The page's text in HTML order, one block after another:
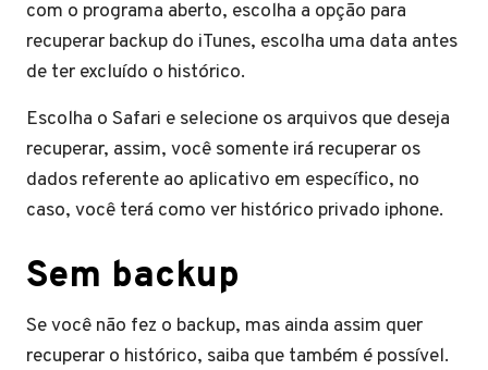
com o programa aberto, escolha a opção para
recuperar backup do iTunes, escolha uma data antes
de ter excluído o histórico.
Escolha o Safari e selecione os arquivos que deseja
recuperar, assim, você somente irá recuperar os
dados referente ao aplicativo em específico, no
caso, você terá como ver histórico privado iphone.
Sem backup
Se você não fez o backup, mas ainda assim quer
recuperar o histórico, saiba que também é possível.